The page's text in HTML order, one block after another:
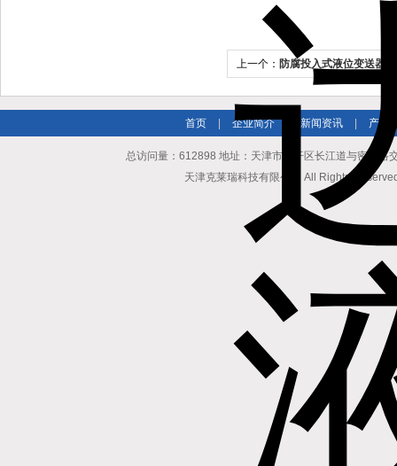
上一个： 防腐投入式液位变送器
首页 企业简介 新闻资讯 产品
总访问量：612898 地址：天津市南开区长江道与密云
天津克莱瑞科技有限公司 All Rights